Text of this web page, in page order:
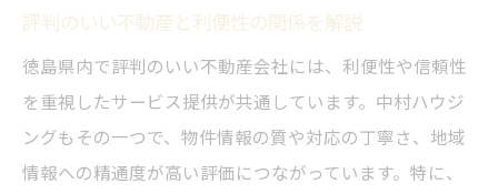
評判のいい不動産と利便性の関係を解説
徳島県内で評判のいい不動産会社には、利便性や信頼性
を重視したサービス提供が共通しています。中村ハウジ
ングもその一つで、物件情報の質や対応の丁寧さ、地域
情報への精通度が高い評価につながっています。特に、